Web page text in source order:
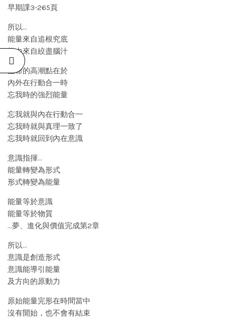
早期課3-265頁
所以…
能量來自追根究底
能力來自絞盡腦汁
生命的高潮點在於
內外在行動合一時
忘我時的強烈能量
忘我就與內在行動合一
忘我時就與真理一致了
忘我時就回到內在意識
意識指揮…
能量轉變為形式
形式轉變為能量
能量等於意識
能量等於物質
…夢、進化與價值完成第2章
所以…
意識是創造形式
意識能導引能量
及方向的原動力
原始能量完形在時間當中
沒有開始，也不會有結束